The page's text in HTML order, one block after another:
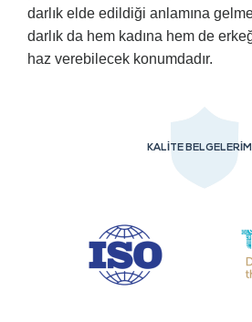
darlık elde edildiği anlamına
darlık da hem kadına hem de
haz verebilecek konumdadır.
KALİTE